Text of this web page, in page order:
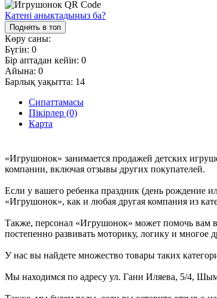
Қатені анықтадыңыз ба?
Поднять в топ
Көру саны:
Бүгін: 0
Бір аптадан кейін: 0
Айына: 0
Барлық уақытта: 14
Сипаттамасы
Пікірлер (0)
Карта
«Игрушонок» занимается продажей детских
компании, включая отзывы других покупателей.
Если у вашего ребенка праздник (день рождение
«Игрушонок», как и любая другая компания из
Также, персонал «Игрушонок» может помочь вам
постепенно развивать моторику, логику и многое
У нас вы найдете множество товары таких
Мы находимся по адресу ул. Гани Иляева, 5/4,